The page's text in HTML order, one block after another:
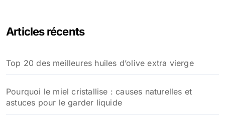
r
e
r
:
Articles récents
Top 20 des meilleures huiles d’olive extra vierge
Pourquoi le miel cristallise : causes naturelles et
astuces pour le garder liquide